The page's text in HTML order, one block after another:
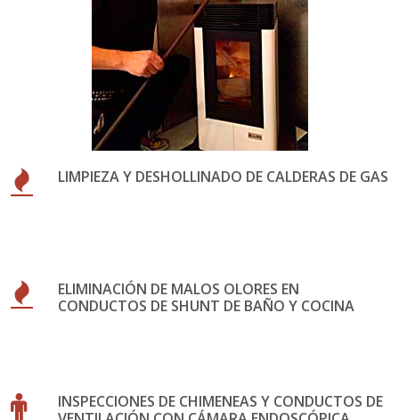
LIMPIEZA Y DESHOLLINADO DE CALDERAS DE GAS
ELIMINACIÓN DE MALOS OLORES EN
CONDUCTOS DE SHUNT DE BAÑO Y COCINA
INSPECCIONES DE CHIMENEAS Y CONDUCTOS DE